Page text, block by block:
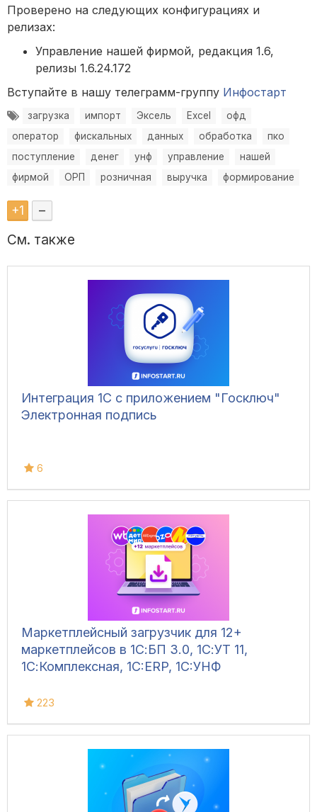
Проверено на следующих конфигурациях и
релизах:
Управление нашей фирмой, редакция 1.6,
релизы 1.6.24.172
Вступайте в нашу телеграмм-группу Инфостарт
загрузка импорт Эксель Excel
офд
оператор
фискальных данных обработка
пко
поступление
денег унф управление
нашей
фирмой
ОРП розничная выручка формирование
+1 –
См. также
Интеграция 1С с приложением "Госключ"
Электронная подпись
6
Маркетплейсный загрузчик для 12+
маркетплейсов в 1С:БП 3.0, 1С:УТ 11,
1С:Комплексная, 1C:ERP, 1C:УНФ
223